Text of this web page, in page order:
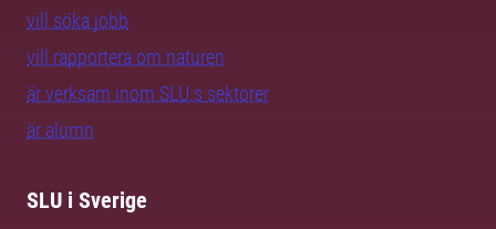
vill söka jobb
vill rapportera om naturen
är verksam inom SLU:s sektorer
är alumn
SLU i Sverige